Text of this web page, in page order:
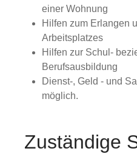
einer Wohnung
Hilfen zum Erlangen
Arbeitsplatzes
Hilfen zur Schul-
Berufsausbildung
Dienst-, Geld - und
möglich.
Zuständige